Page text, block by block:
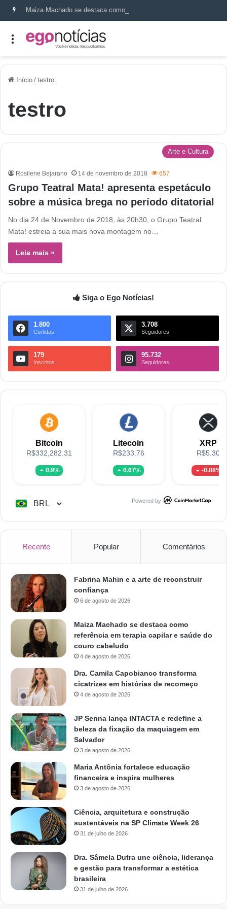
Início / testro
testro
Arte e Cultura
Rosilene Bejarano 14 de novembro de 2018 657
Grupo Teatral Mata! apresenta espetáculo
sobre a música brega no período ditatorial
No dia 24 de Novembro de 2018, às 20h30, o Grupo Teatral
Mata! estreia a sua mais nova montagem no…
Leia mais »
Siga o Ego Notícias!
1.800
Curtidas
3.708
Seguidores
179
Inscritos
95.732
Seguidores
Bitcoin
R$332,282.31
0.9%
Litecoin
R$233.76
0.67%
XRP
R$5.30
-0.88%
Powered by
Recente Popular Comentários
Fabrina Mahin e a arte de reconstruir
confiança
6 de agosto de 2026
Maiza Machado se destaca como
referência em terapia capilar e saúde do
couro cabeludo
4 de agosto de 2026
Dra. Camila Capobianco transforma
cicatrizes em histórias de recomeço
4 de agosto de 2026
JP Senna lança INTACTA e redefine a
beleza da fixação da maquiagem em
Salvador
3 de agosto de 2026
Maria Antônia fortalece educação
financeira e inspira mulheres
3 de agosto de 2026
Ciência, arquitetura e construção
sustentáveis na SP Climate Week 26
31 de julho de 2026
Dra. Sâmela Dutra une ciência, liderança
e gestão para transformar a estética
brasileira
31 de julho de 2026